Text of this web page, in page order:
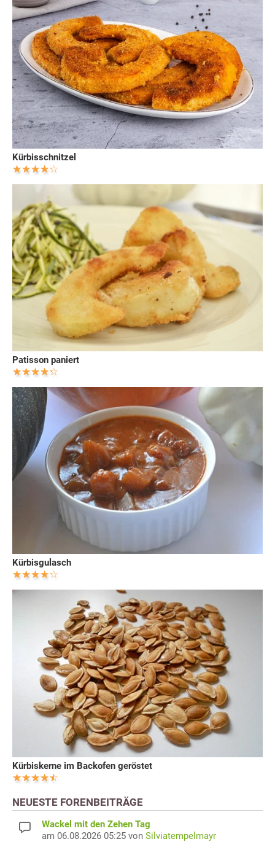
Kürbisschnitzel
Patisson paniert
Kürbisgulasch
Kürbiskerne im Backofen geröstet
NEUESTE FORENBEITRÄGE
Wackel mit den Zehen Tag
am 06.08.2026 05:25 von Silviatempelmayr